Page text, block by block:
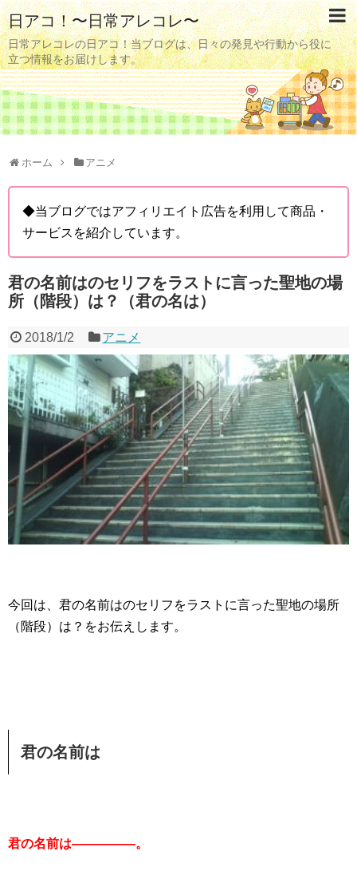
日アコ！〜日常アレコレ〜
日常アレコレの日アコ！当ブログは、日々の発見や行動から役に
立つ情報をお届けします。
ホーム アニメ
◆当ブログではアフィリエイト広告を利用して商品・
サービスを紹介しています。
君の名前はのセリフをラストに言った聖地の場
所（階段）は？（君の名は）
2018/1/2 アニメ
今回は、君の名前はのセリフをラストに言った聖地の場所
（階段）は？をお伝えします。
君の名前は
君の名前は―――――。